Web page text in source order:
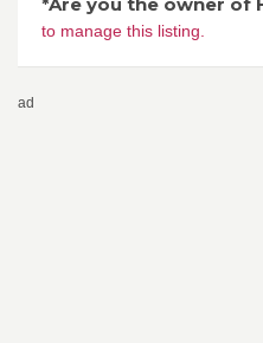
to manage this listing.
ad